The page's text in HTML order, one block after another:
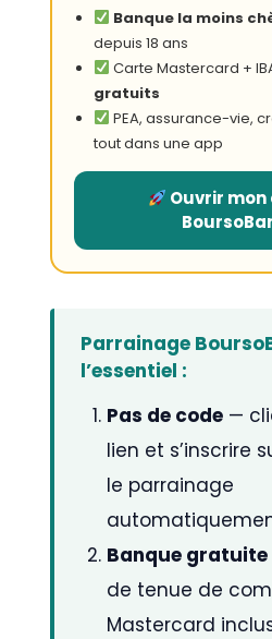
Banque la moins
depuis 18 ans
Carte Mastercard +
gratuits
PEA, assurance-vie,
tout dans une app
Ouvrir
Parrainage
l’essentiel :
Pas de code —
lien et s’inscrire
le parrainage
Banque gratuite
de tenue de
Mastercard